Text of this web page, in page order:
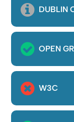
DUBLIN
OPEN
W3C